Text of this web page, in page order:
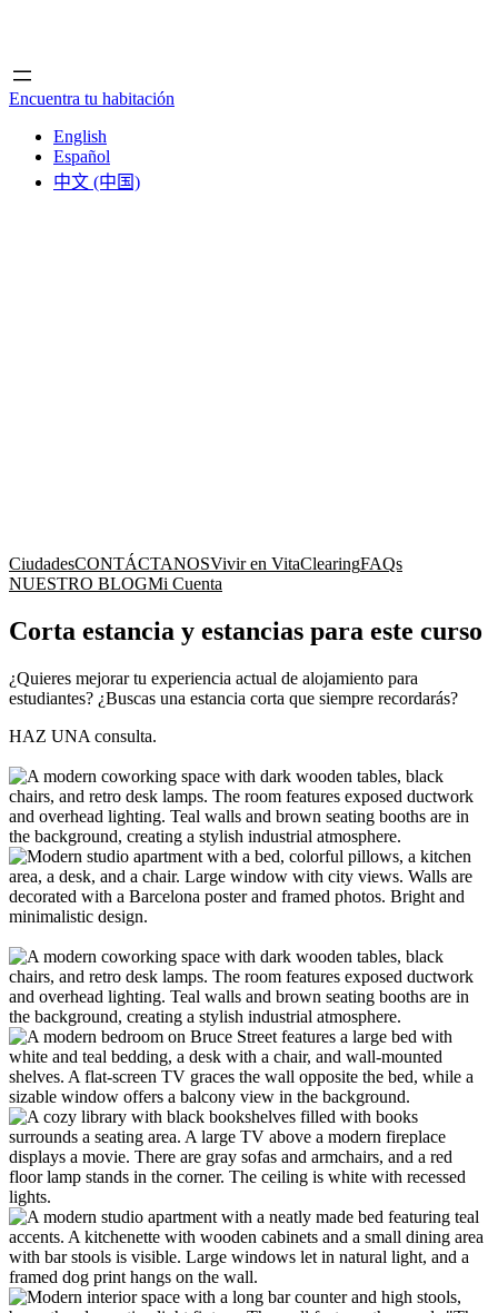
Encuentra tu habitación
English
Español
中文 (中国)
CiudadesCONTÁCTANOSVivir en VitaClearingFAQs
NUESTRO BLOGMi Cuenta
Corta estancia y estancias para este curso
¿Quieres mejorar tu experiencia actual de alojamiento para
estudiantes? ¿Buscas una estancia corta que siempre recordarás?
HAZ UNA consulta.